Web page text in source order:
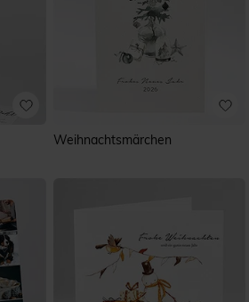
Weihnachtsmärchen